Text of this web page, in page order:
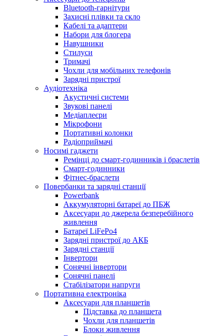
Bluetooth-гарнітури
Захисні плівки та скло
Кабелі та адаптери
Набори для блогера
Навушники
Стилуси
Тримачі
Чохли для мобільних телефонів
Зарядні пристрої
Аудіотехніка
Акустичні системи
Звукові панелі
Медіаплеєри
Мікрофони
Портативні колонки
Радіоприймачі
Носимі гаджети
Ремінці до смарт-годинників і браслетів
Смарт-годинники
Фітнес-браслети
Повербанки та зарядні станції
Powerbank
Аккумуляторні батареї до ПБЖ
Аксесуари до джерела безперебійного
живлення
Батареї LiFePo4
Зарядні пристрої до АКБ
Зарядні станції
Інвертори
Сонячні інвертори
Сонячні панелі
Стабілізатори напруги
Портативна електроніка
Аксесуари для планшетів
Підставка до планшета
Чохли для планшетів
Блоки живлення